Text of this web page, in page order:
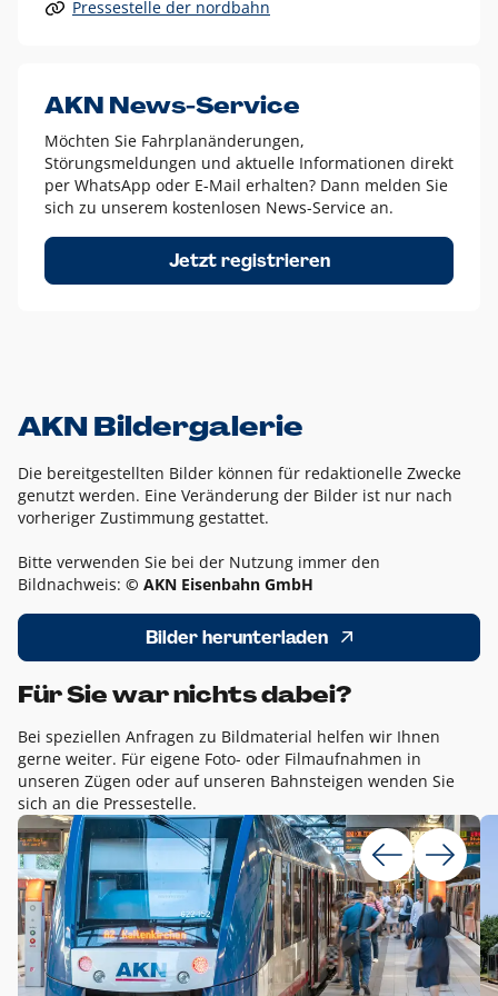
Alle anderen Logo-Varianten dürfen nur in Ausnahmefällen
Diese Ausnahmen sind zum Beispiel:
dem AKN Blau,
weißes Logo auf Fotohintergründen,
schwarzes Logo für reine Schwarz-Weiß-Umsetzungen
Um das Logo herum muss ein Schutzraum von jeweils einer
Höhe bzw. Breite des N aus AKN in alle Richtungen
Pressestelle der nordbahn
AKN News-Service
Möchten Sie Fahrplanänderungen,
Störungsmeldungen und aktuelle Informationen direkt
per WhatsApp oder E-Mail erhalten? Dann melden Sie
sich zu unserem kostenlosen News-Service an.
Jetzt registrieren
AKN Bildergalerie
Die bereitgestellten Bilder können für redaktionelle Zwecke
genutzt werden. Eine Veränderung der Bilder ist nur nach
vorheriger Zustimmung gestattet.
Bitte verwenden Sie bei der Nutzung immer den
Bildnachweis: © AKN Eisenbahn GmbH
Bilder herunterladen
Für Sie war nichts dabei?
Bei speziellen Anfragen zu Bildmaterial helfen wir Ihnen
gerne weiter. Für eigene Foto- oder Filmaufnahmen in
unseren Zügen oder auf unseren Bahnsteigen wenden Sie
sich an die Pressestelle.